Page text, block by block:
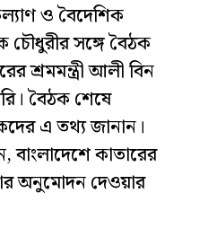
ও বৈদেশিক
চৌধুরীর সঙ্গে বৈঠক
শ্রমমন্ত্রী আলী বিন
বৈঠক শেষে
এ তথ্য জানান।
কাতারের
অনুমোদন দেওয়ার